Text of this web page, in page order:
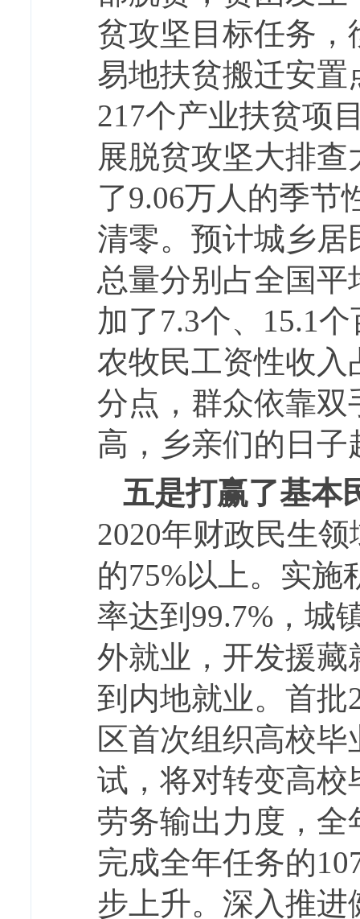
贫攻坚目标任务
易地扶贫搬迁安置
217个产业扶贫项
展脱贫攻坚大排
了9.06万人的季节
清零。预计城乡居
总量分别占全国平
加了7.3个、15.1
农牧民工资性收入
分点，群众依靠
高，乡亲们的日子
五是打赢了基本
2020年财政民生
的75%以上。实施
率达到99.7%，城
外就业，开发援藏
到内地就业。首
区首次组织高校
试，将对转变高
劳务输出力度，全
完成全年任务的
步上升。深入推